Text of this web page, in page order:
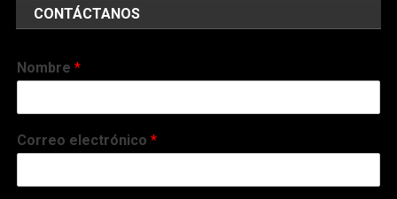
CONTÁCTANOS
Nombre*
Correo electrónico*